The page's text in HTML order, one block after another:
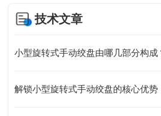
技术文章